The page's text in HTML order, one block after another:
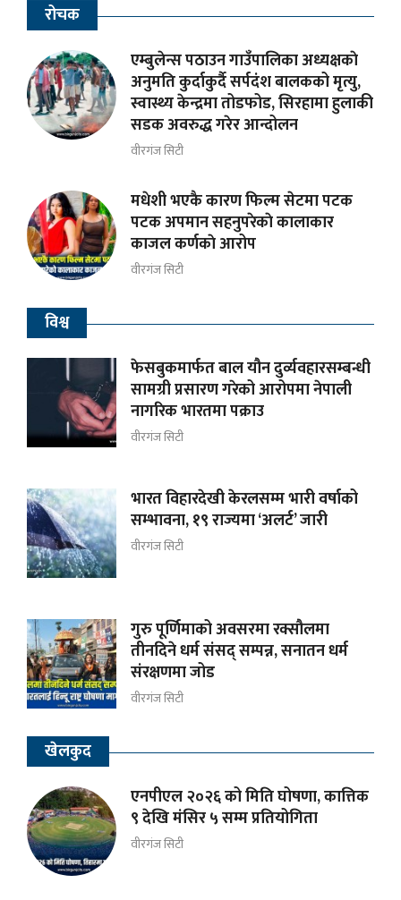
रोचक
एम्बुलेन्स पठाउन गाउँपालिका अध्यक्षकाे
अनुमति कुर्दाकुर्दै सर्पदंश बालकको मृत्यु,
स्वास्थ्य केन्द्रमा तोडफोड, सिरहामा हुलाकी
सडक अवरुद्ध गरेर आन्दोलन
वीरगंज सिटी
मधेशी भएकै कारण फिल्म सेटमा पटक
पटक अपमान सहनुपरेकाे कालाकार
काजल कर्णकाे आरोप
वीरगंज सिटी
विश्व
फेसबुकमार्फत बाल यौन दुर्व्यवहारसम्बन्धी
सामग्री प्रसारण गरेको आरोपमा नेपाली
नागरिक भारतमा पक्राउ
वीरगंज सिटी
भारत विहारदेखी केरलसम्म भारी वर्षाको
सम्भावना, १९ राज्यमा ‘अलर्ट’ जारी
वीरगंज सिटी
गुरु पूर्णिमाको अवसरमा रक्सौलमा
तीनदिने धर्म संसद् सम्पन्न, सनातन धर्म
संरक्षणमा जोड
वीरगंज सिटी
खेलकुद
एनपीएल २०२६ को मिति घोषणा, कात्तिक
९ देखि मंसिर ५ सम्म प्रतियोगिता
वीरगंज सिटी